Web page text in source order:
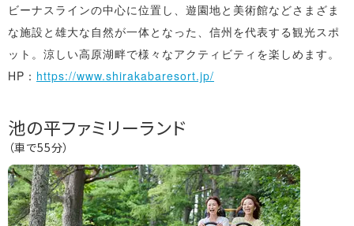
ビーナスラインの中心に位置し、遊園地と美術館などさまざま
な施設と雄大な自然が一体となった、信州を代表する観光スポ
ット。涼しい高原湖畔で様々なアクティビティを楽しめます。
HP： https://www.shirakabaresort.jp/
池の平ファミリーランド
（車で55分）